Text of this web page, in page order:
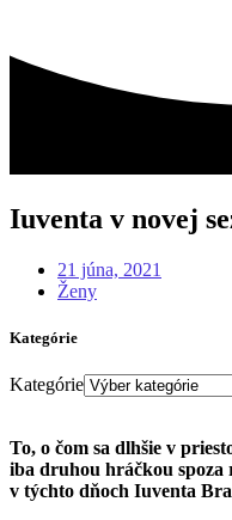
Iuventa v novej
21 júna, 2021
Ženy
Kategórie
Kategórie
To, o čom sa dlhšie v
iba druhou hráčkou spoza
v týchto dňoch Iuventa